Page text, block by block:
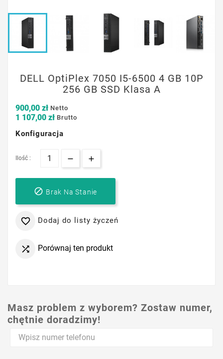
DELL OptiPlex 7050 I5-6500 4 GB 10P
256 GB SSD Klasa A
900,00 zł Netto
1 107,00 zł Brutto
Konfiguracja
Ilość :
 Brak Na Stanie
 Dodaj do listy życzeń
 Porównaj ten produkt
Masz problem z wyborem? Zostaw numer,
chętnie doradzimy!